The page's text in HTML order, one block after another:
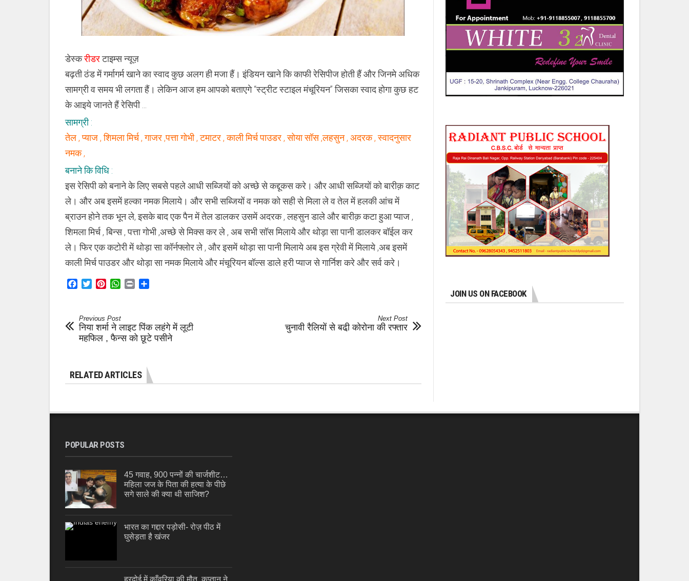
डेस्करीडरटाइम्स न्यूज़
बढ़ती ठंड में गर्मागर्म खाने का स्वाद कुछ अलग ही मजा हैं। इंडियन खाने कि काफी रेसिपीज होती हैं और जिनमे अधिक
सामग्री व समय भी लगता हैं। लेकिन आज हम आपको बताएगे “स्ट्रीट स्टाइल मंचूरियन” जिसका स्वाद होगा कुछ हट
के आइये जानते हैं रेसिपी …
सामग्री :
तेल , प्याज , शिमला मिर्च , गाजर ,पत्ता गोभी , टमाटर , काली मिर्च पाउडर , सोया सॉस ,लहसुन , अदरक , स्वादनुसार
नमक ,
बनाने कि विधि :
इस रेसिपी को बनाने के लिए सबसे पहले आधी सब्जियों को अच्छे से कद्दूकस करे। और आधी सब्जियों को बारीक़ काट
ले। और अब इसमें हल्का नमक मिलाये। और सभी सब्जियों व नमक को सही से मिला ले व तेल में हलकी आंच में
ब्राउन होने तक भून ले, इसके बाद एक पैन में तेल डालकर उसमें अदरक , लहसुन डाले और बारीक़ कटा हुआ प्याज ,
शिमला मिर्च , बिन्स , पत्ता गोभी ,अच्छे से मिक्स कर ले , अब सभी सॉस मिलाये और थोड़ा सा पानी डालकर बॉईल कर
ले। फिर एक कटोरी में थोड़ा सा कॉर्नफ्लोर ले , और इसमें थोड़ा सा पानी मिलाये अब इस ग्रेवी में मिलाये ,अब इसमें
काली मिर्च पाउडर और थोड़ा सा नमक मिलाये और मंचूरियन बॉल्स डाले हरी प्याज से गार्निश करे और सर्व करे।
Facebook
TwitterPinterestWhatsApp
Print
Previous Post
निया शर्मा ने लाइट पिंक लहंगे में लूटी
महफिल , फैन्स को छूटे पसीने
Next Post
चुनावी रैलियों से बढी़ कोरोना की रफ्तार
RELATED ARTICLES
JOIN US ON FACEBOOK
POPULAR POSTS
45 गवाह, 900 पन्नों की चार्जशीट…
महिला जज के पिता की हत्या के पीछे
सगे साले की क्या थी साजिश?
भारत का गद्दार पड़ोसी- रोज़ पीठ में
घुसेड़ता है खंजर
हरदोई में काँवरिया की मौत, कप्तान ने